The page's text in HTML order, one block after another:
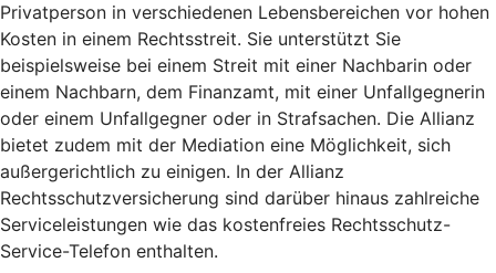
Privatperson in verschiedenen Lebensbereichen vor hohen
Kosten in einem Rechtsstreit. Sie unterstützt Sie
beispielsweise bei einem Streit mit einer Nachbarin oder
einem Nachbarn, dem Finanzamt, mit einer Unfallgegnerin
oder einem Unfallgegner oder in Strafsachen. Die Allianz
bietet zudem mit der Mediation eine Möglichkeit, sich
außergerichtlich zu einigen. In der Allianz
Rechtsschutzversicherung sind darüber hinaus zahlreiche
Serviceleistungen wie das kostenfreies Rechtsschutz-
Service-Telefon enthalten.